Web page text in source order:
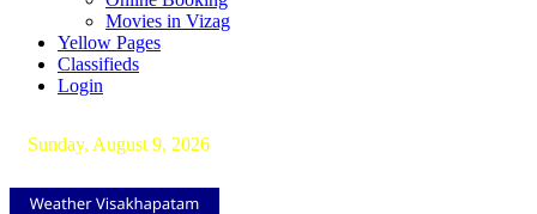
Movies in Vizag
Yellow Pages
Classifieds
Login
Sunday, August 9, 2026